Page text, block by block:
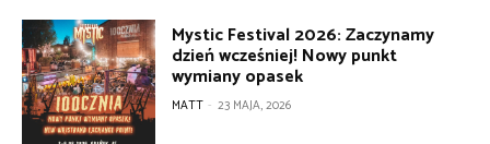
Mystic Festival 2026: Zaczynamy
dzień wcześniej! Nowy punkt
wymiany opasek
MATT - 23 MAJA, 2026